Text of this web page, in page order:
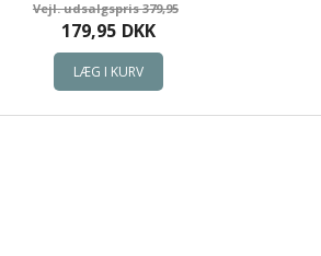
379,95
179,95 DKK